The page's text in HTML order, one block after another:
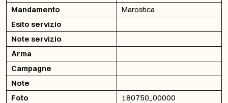
Mandamento
Marostica
Esito servizio
Note servizio
Arma
Campagne
Note
Foto
180750_00000